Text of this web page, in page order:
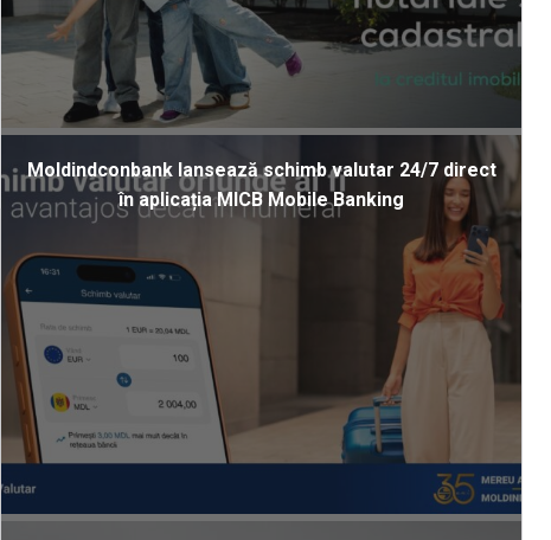
Moldindconbank lansează schimb valutar 24/7 direct
în aplicația MICB Mobile Banking